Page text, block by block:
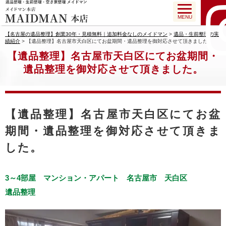
MENU
【名古屋の遺品整理】創業30年・見積無料｜追加料金なしのメイドマン > 遺品・生前整理の実
績紹介 > 【遺品整理】名古屋市天白区にてお盆期間・遺品整理を御対応させて頂きました。
【遺品整理】名古屋市天白区にてお盆期間・
遺品整理を御対応させて頂きました。
【遺品整理】名古屋市天白区にてお盆
期間・遺品整理を御対応させて頂きま
した。
3～4部屋 マンション・アパート 名古屋市
天白区
遺品整理